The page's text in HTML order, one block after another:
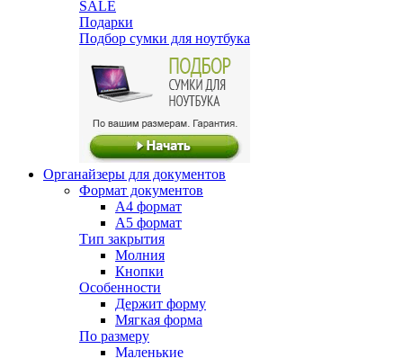
SALE
Подарки
Подбор сумки для ноутбука
Органайзеры для документов
Формат документов
А4 формат
А5 формат
Тип закрытия
Молния
Кнопки
Особенности
Держит форму
Мягкая форма
По размеру
Маленькие